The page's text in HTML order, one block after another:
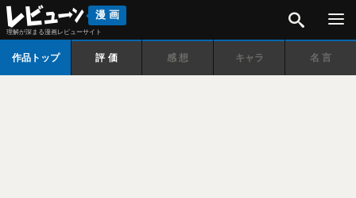
漫画
理解が深まる漫画レビューサイト
作品トップ 評価 感想 キャラ 名言